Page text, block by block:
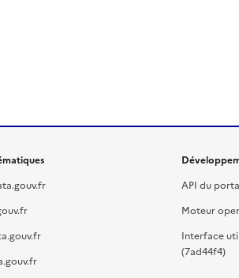
API du
Moteur
Interface
(7ad44f4)